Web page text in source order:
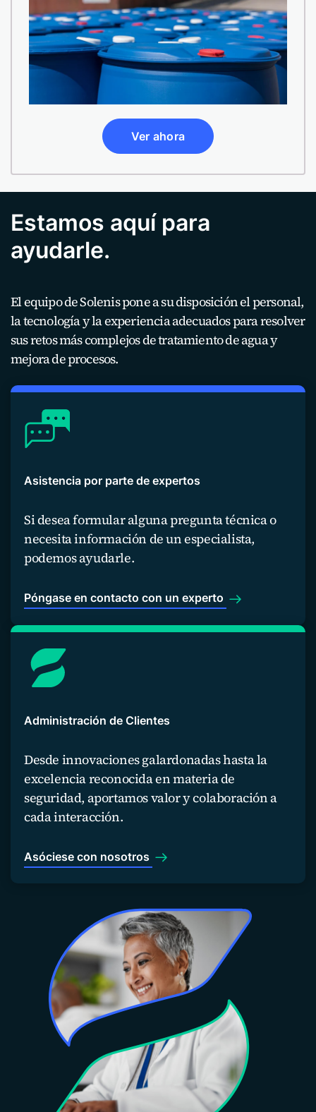
Ver ahora
Estamos aquí para
ayudarle.
El equipo de Solenis pone a su disposición el personal,
la tecnología y la experiencia adecuados para resolver
sus retos más complejos de tratamiento de agua y
mejora de procesos.
Asistencia por parte de expertos
Si desea formular alguna pregunta técnica o
necesita información de un especialista,
podemos ayudarle.
Póngase en contacto con un experto
Administración de Clientes
Desde innovaciones galardonadas hasta la
excelencia reconocida en materia de
seguridad, aportamos valor y colaboración a
cada interacción.
Asóciese con nosotros